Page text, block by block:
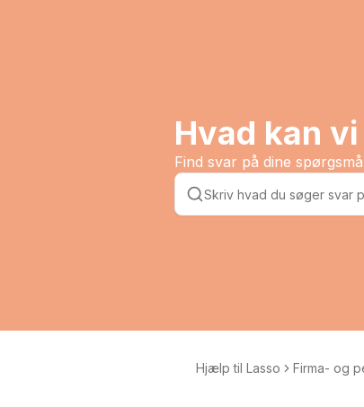
Hvad kan
Find svar på dine
Hjælp til Lasso Firma- og